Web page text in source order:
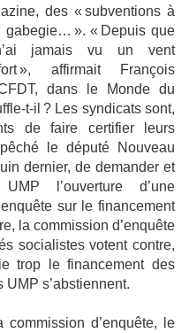
des « subventions à
gabegie… ». « Depuis que
jamais vu un vent
», affirmait François
dans le Monde du
t-il ? Les syndicats sont,
de faire certifier leurs
le député Nouveau
dernier, de demander et
l’ouverture d’une
sur le financement
la commission d’enquête
socialistes votent contre,
trop le financement des
s’abstiennent.
d’enquête, le